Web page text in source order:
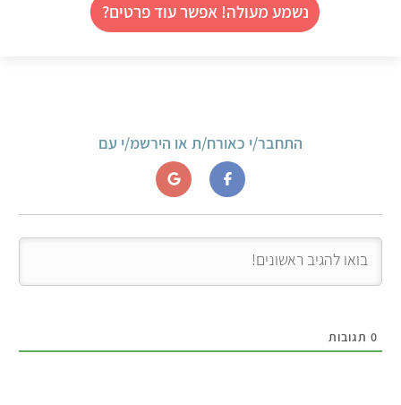
נשמע מעולה! אפשר עוד פרטים?
התחבר/י כאורח/ת או הירשמ/י עם
0 תגובות